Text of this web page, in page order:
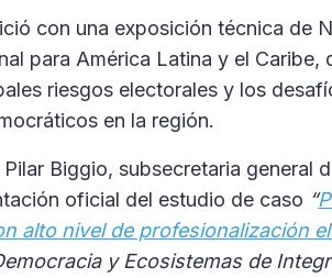
con una exposición técnica de
para América Latina y el Caribe,
riesgos electorales y los
en la región.
Biggio, subsecretaria general
oficial del estudio de caso “
alto nivel de profesionalización
y Ecosistemas de